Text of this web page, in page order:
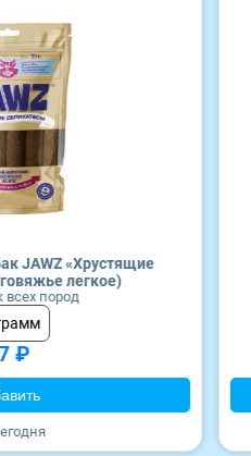
JAWZ «Хрустящие
легкое)
всех пород
₽